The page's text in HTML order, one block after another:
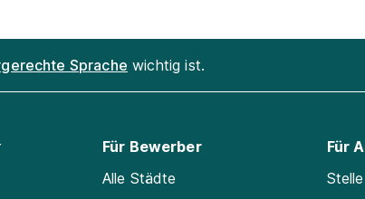
Sprache wichtig ist.
Für Bewerber
Alle Städte
Für